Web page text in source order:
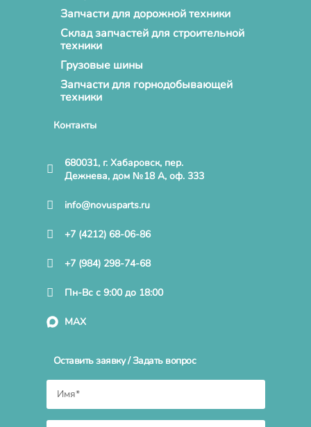
Запчасти для дорожной техники
Склад запчастей для строительной
техники
Грузовые шины
Запчасти для горнодобывающей
техники
Контакты
680031, г. Хабаровск, пер.
Дежнева, дом №18 А, оф. 333
info@novusparts.ru
+7 (4212) 68-06-86
+7 (984) 298-74-68
Пн-Вс с 9:00 до 18:00
MAX
Оставить заявку / Задать вопрос